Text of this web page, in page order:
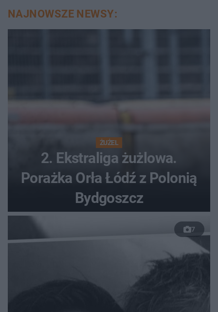
NAJNOWSZE NEWSY:
ŻUŻEL
2. Ekstraliga żużlowa.
Porażka Orła Łódź z Polonią
Bydgoszcz
7